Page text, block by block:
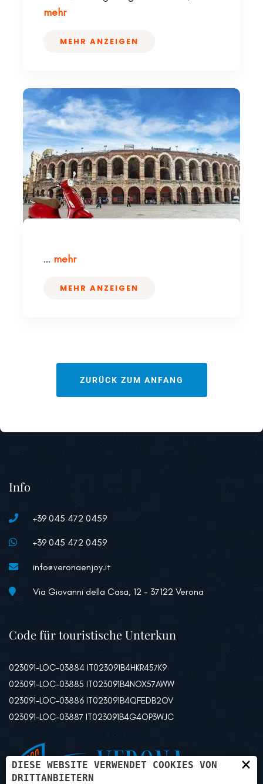
mehr
MEHR ANZEIGEN
... mehr
MEHR ANZEIGEN
ZURÜCK ZUM ANFANG
Info
+39 045 472 0459
+39 045 472 0459
info@veronaenjoy.it
Via Giovanni della Casa, 12 - 37122 Verona
Code für touristische Unterkun
023091-LOC-03884 IT023091B4HKR457K9
023091-LOC-03885 IT023091B4NOX57AWW
023091-LOC-03886 IT023091B4QFEDB2OV
023091-LOC-03887 IT023091B4G4OP3WJC
×
DIESE WEBSITE VERWENDET COOKIES VON
DRITTANBIETERN